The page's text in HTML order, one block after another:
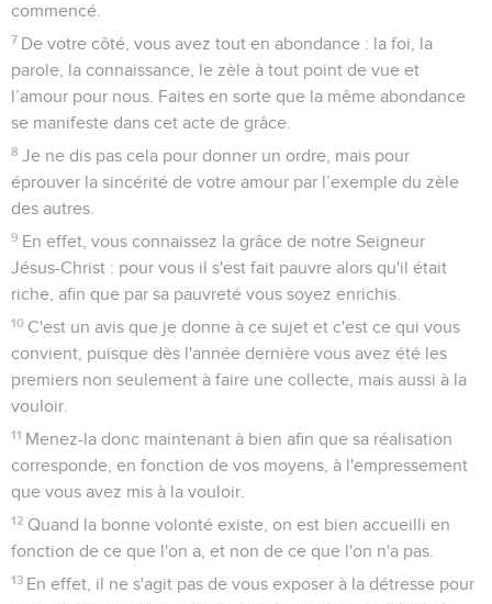
commencé.
7 De votre côté, vous avez tout en abondance : la foi, la
parole, la connaissance, le zèle à tout point de vue et
l’amour pour nous. Faites en sorte que la même abondance
se manifeste dans cet acte de grâce.
8 Je ne dis pas cela pour donner un ordre, mais pour
éprouver la sincérité de votre amour par l’exemple du zèle
des autres.
9 En effet, vous connaissez la grâce de notre Seigneur
Jésus-Christ : pour vous il s'est fait pauvre alors qu'il était
riche, afin que par sa pauvreté vous soyez enrichis.
10 C'est un avis que je donne à ce sujet et c'est ce qui vous
convient, puisque dès l'année dernière vous avez été les
premiers non seulement à faire une collecte, mais aussi à la
vouloir.
11 Menez-la donc maintenant à bien afin que sa réalisation
corresponde, en fonction de vos moyens, à l'empressement
que vous avez mis à la vouloir.
12 Quand la bonne volonté existe, on est bien accueilli en
fonction de ce que l'on a, et non de ce que l'on n'a pas.
13 En effet, il ne s'agit pas de vous exposer à la détresse pour